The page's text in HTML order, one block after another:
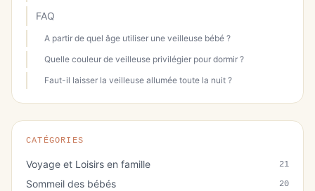
FAQ
A partir de quel âge utiliser une veilleuse bébé ?
Quelle couleur de veilleuse privilégier pour dormir ?
Faut-il laisser la veilleuse allumée toute la nuit ?
CATÉGORIES
Voyage et Loisirs en famille 21
Sommeil des bébés 20